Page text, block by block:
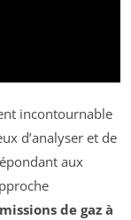
incontournable
d’analyser et de
aux
de gaz à